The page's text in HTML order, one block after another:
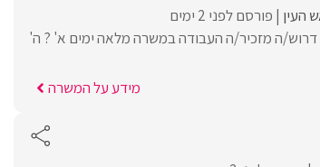
העין פורסם לפני 2 ימים
ה מזכיר/ה העבודה במשרה מלאה ימים א' ? ה'
מידע על המשרה